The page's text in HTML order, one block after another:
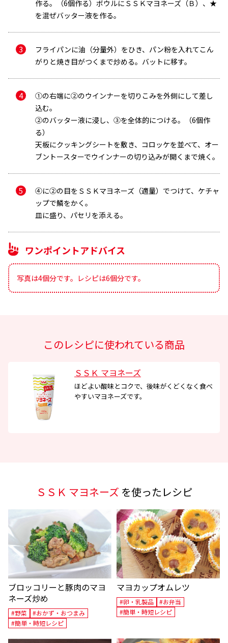
メールで送信
メールアドレス
作る。（6個作る）ボウルにＳＳＫマヨネーズ（Ｂ）、★
を混ぜバッター液を作る。
フライパンに油（分量外）をひき、パン粉を入れてこん
がりと焼き目がつくまで炒める。バットに移す。
①の右端に②のウインナーを切りこみを外側にして差し
込む。
②のバッター液に浸し、③を全体的につける。（6個作
る）
天板にクッキングシートを敷き、コロッケを並べて、オー
ブントースターでウインナーの切り込みが開くまで焼く。
④に②の目をＳＳＫマヨネーズ（適量）でつけて、ケチャ
ップで鱗をかく。
皿に盛り、パセリを添える。
ワンポイントアドバイス
写真は4個分です。レシピは6個分です。
このレシピに使われている商品
ＳＳＫ マヨネーズ
ほどよい酸味とコクで、後味がくどくなく食べ
やすいマヨネーズです。
ＳＳＫ マヨネーズ を使ったレシピ
ブロッコリーと豚肉のマヨ
ネーズ炒め
#野菜
#おかず・おつまみ
#簡単・時短レシピ
マヨカップオムレツ
#卵・乳製品
#お弁当
#簡単・時短レシピ